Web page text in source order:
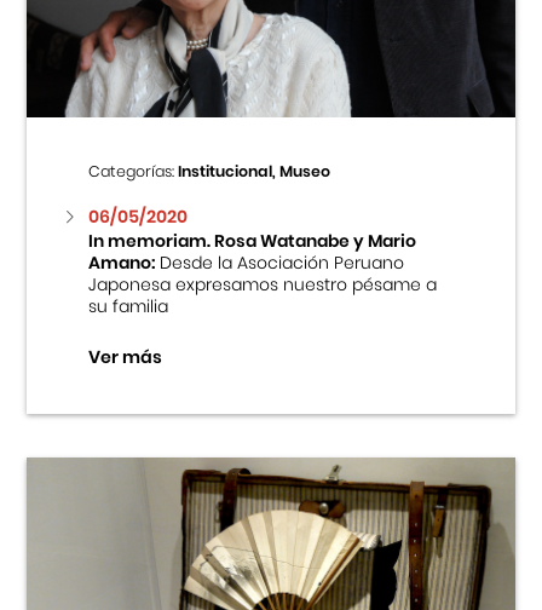
Centro Cultural Peruano Japonés
Cursos
Museo de la Inmigración Japonesa
Fondo Editorial
Teatro Peruano Japonés
Categorías:Institucional, Museo
06/05/2020
In memoriam. Rosa Watanabe y Mario
Amano:Desde la Asociación Peruano
Japonesa expresamos nuestro pésame a
su familia
Ver más